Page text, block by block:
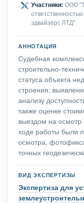
Участники: ООО
эдвайзерс ЛТД"
АННОТАЦИЯ
Судебная
строительно-
статуса объекта
строения,
анализу
также оценке
выездом на осмотр
ходе работы были
осмотра,
точных
ВИД ЭКСПЕРТИЗЫ
Экспертиза для